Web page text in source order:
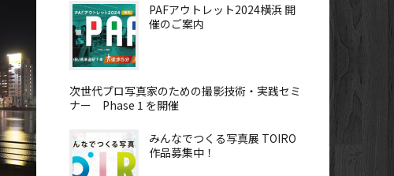
PAFアウトレット2024横浜 開
催のご案内
次世代プロ写真家のための撮影技術・実践セミ
ナー Phase 1 を開催
みんなでつくる写真展 TOIRO
作品募集中！